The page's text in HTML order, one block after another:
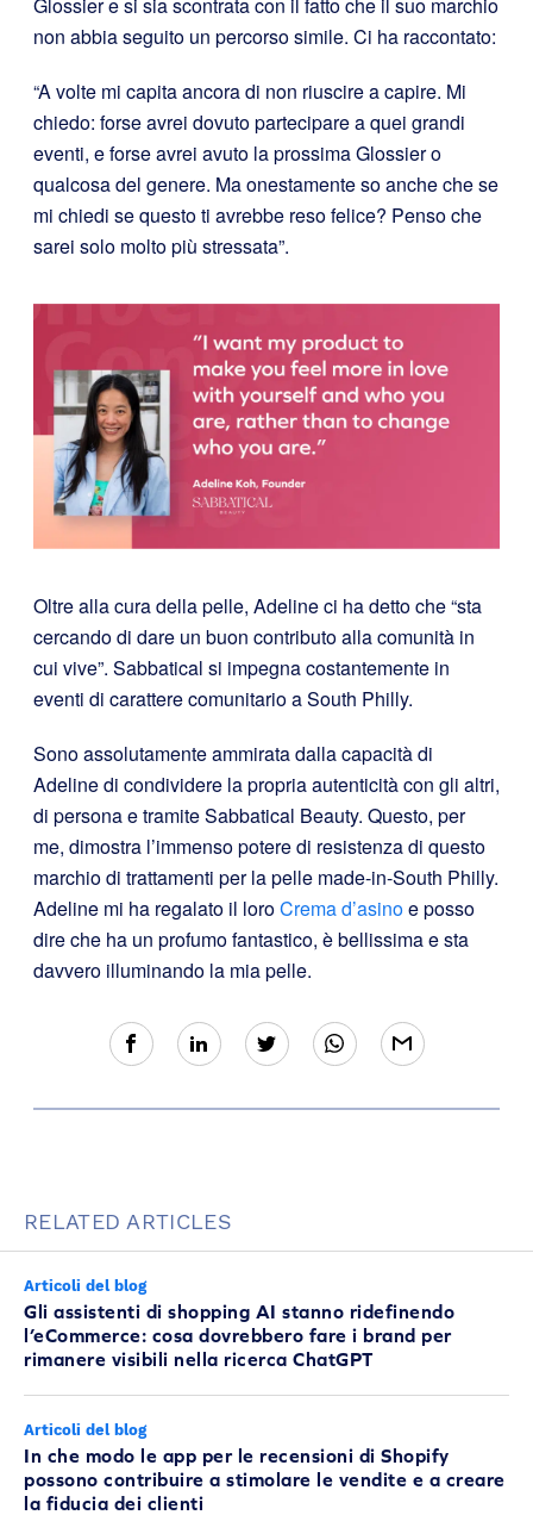
non abbia seguito un percorso simile. Ci ha raccontato:
“A volte mi capita ancora di non riuscire a capire. Mi
chiedo: forse avrei dovuto partecipare a quei grandi
eventi, e forse avrei avuto la prossima Glossier o
qualcosa del genere. Ma onestamente so anche che se
mi chiedi se questo ti avrebbe reso felice? Penso che
sarei solo molto più stressata”.
Oltre alla cura della pelle, Adeline ci ha detto che “sta
cercando di dare un buon contributo alla comunità in
cui vive”. Sabbatical si impegna costantemente in
eventi di carattere comunitario a South Philly.
Sono assolutamente ammirata dalla capacità di
Adeline di condividere la propria autenticità con gli altri,
di persona e tramite Sabbatical Beauty. Questo, per
me, dimostra l’immenso potere di resistenza di questo
marchio di trattamenti per la pelle made-in-South Philly.
Adeline mi ha regalato il loroCrema d’asinoe posso
dire che ha un profumo fantastico, è bellissima e sta
davvero illuminando la mia pelle.
RELATED ARTICLES
Articoli del blog
Gli assistenti di shopping AI stanno ridefinendo
l’eCommerce: cosa dovrebbero fare i brand per
rimanere visibili nella ricerca ChatGPT
Articoli del blog
In che modo le app per le recensioni di Shopify
possono contribuire a stimolare le vendite e a creare
la fiducia dei clienti